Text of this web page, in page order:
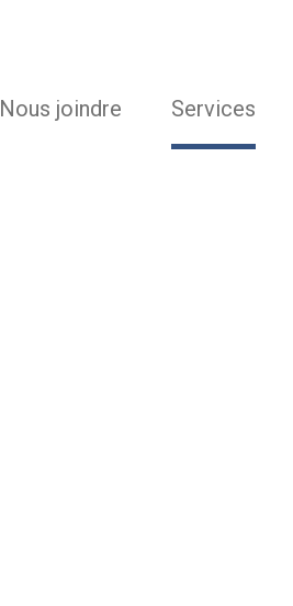
Nous joindre Services